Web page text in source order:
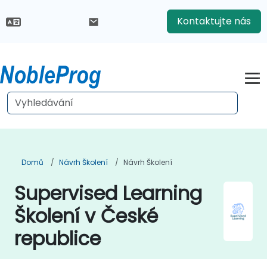
Kontaktujte nás
Domů Návrh Školení Návrh Školení
Supervised Learning
Školení v České
republice